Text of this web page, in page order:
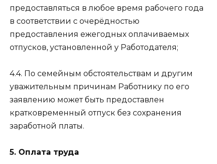
предоставляться в любое время рабочего года
в соответствии с очерёдностью
предоставления ежегодных оплачиваемых
отпусков, установленной у Работодателя;
4.4. По семейным обстоятельствам и другим
уважительным причинам Работнику по его
заявлению может быть предоставлен
кратковременный отпуск без сохранения
заработной платы.
5. Оплата труда